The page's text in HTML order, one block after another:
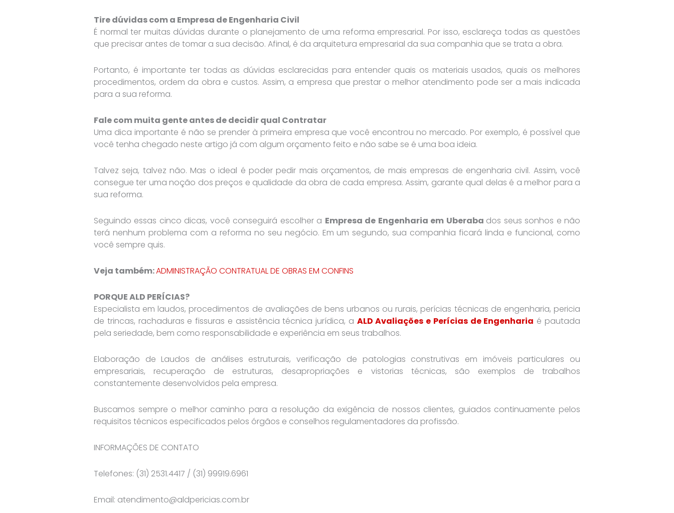
Tire dúvidas com a Empresa de Engenharia Civil
É normal ter muitas dúvidas durante o planejamento de uma reforma empresarial. Por isso, esclareça todas as questões
que precisar antes de tomar a sua decisão. Afinal, é da arquitetura empresarial da sua companhia que se trata a obra.
Portanto, é importante ter todas as dúvidas esclarecidas para entender quais os materiais usados, quais os melhores
procedimentos, ordem da obra e custos. Assim, a empresa que prestar o melhor atendimento pode ser a mais indicada
para a sua reforma.
Fale com muita gente antes de decidir qual Contratar
Uma dica importante é não se prender à primeira empresa que você encontrou no mercado. Por exemplo, é possível que
você tenha chegado neste artigo já com algum orçamento feito e não sabe se é uma boa ideia.
Talvez seja, talvez não. Mas o ideal é poder pedir mais orçamentos, de mais empresas de engenharia civil. Assim, você
consegue ter uma noção dos preços e qualidade da obra de cada empresa. Assim, garante qual delas é a melhor para a
sua reforma.
Seguindo essas cinco dicas, você conseguirá escolher a Empresa de Engenharia em Uberaba dos seus sonhos e não
terá nenhum problema com a reforma no seu negócio. Em um segundo, sua companhia ficará linda e funcional, como
você sempre quis.
Veja também:ADMINISTRAÇÃO CONTRATUAL DE OBRAS EM CONFINS
PORQUE ALD PERÍCIAS?
Especialista em laudos, procedimentos de avaliações de bens urbanos ou rurais, perícias técnicas de engenharia, pericia
de trincas, rachaduras e fissuras e assistência técnica jurídica, a ALD Avaliações e Perícias de Engenharia é pautada
pela seriedade, bem como responsabilidade e experiência em seus trabalhos.
Elaboração de Laudos de análises estruturais, verificação de patologias construtivas em imóveis particulares ou
empresariais, recuperação de estruturas, desapropriações e vistorias técnicas, são exemplos de trabalhos
constantemente desenvolvidos pela empresa.
Buscamos sempre o melhor caminho para a resolução da exigência de nossos clientes, guiados continuamente pelos
requisitos técnicos especificados pelos órgãos e conselhos regulamentadores da profissão.
INFORMAÇÕES DE CONTATO
Telefones: (31) 2531.4417 / (31) 99919.6961
Email: atendimento@aldpericias.com.br